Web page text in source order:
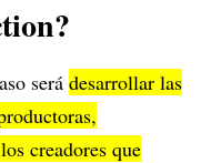
será desarrollar las
creadores que